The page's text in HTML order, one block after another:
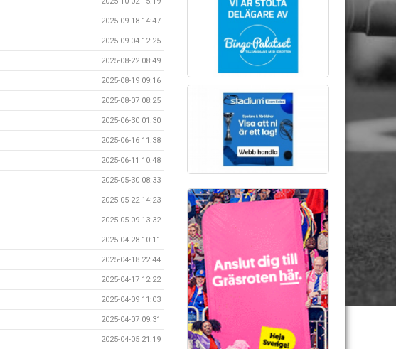
2025-09-18 14:47
2025-09-04 12:25
2025-08-22 08:49
2025-08-19 09:16
2025-08-07 08:25
2025-06-30 01:30
2025-06-16 11:38
2025-06-11 10:48
2025-05-30 08:33
2025-05-22 14:23
2025-05-09 13:32
2025-04-28 10:11
2025-04-18 22:44
2025-04-17 12:22
2025-04-09 11:03
2025-04-07 09:31
2025-04-05 21:19